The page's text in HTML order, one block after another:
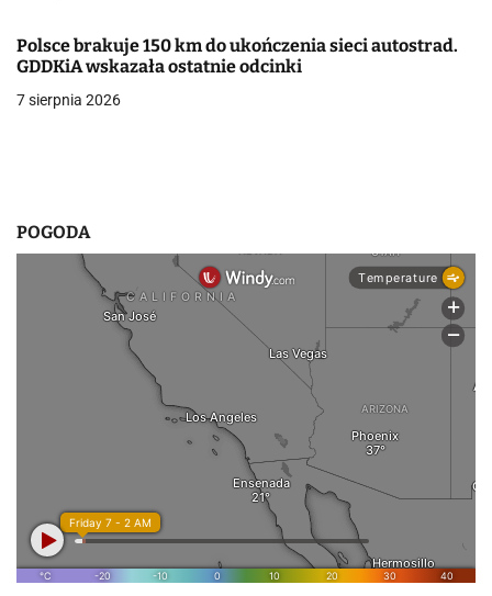
s
u
Polsce brakuje 150 km do ukończenia sieci autostrad.
GDDKiA wskazała ostatnie odcinki
7 sierpnia 2026
POGODA